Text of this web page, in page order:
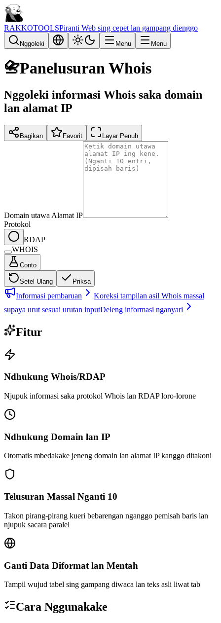
RAKKOTOOLSPiranti Web sing cepet lan gampang dienggo
Nggoleki Menu Menu
📇Panelusuran Whois
Nggoleki informasi Whois saka domain
lan alamat IP
Bagikan Favorit Layar Penuh
Domain utawa Alamat IP
Protokol
RDAP
WHOIS
Conto
Setel Ulang Priksa
Informasi pembaruan
Koreksi tampilan asil Whois massal
supaya urut sesuai urutan inputDeleng informasi nganyari
Fitur
Ndhukung Whois/RDAP
Njupuk informasi saka protokol Whois lan RDAP loro-lorone
Ndhukung Domain lan IP
Otomatis mbedakake jeneng domain lan alamat IP kanggo ditakoni
Telusuran Massal Nganti 10
Takon pirang-pirang kueri bebarengan nganggo pemisah baris lan
njupuk sacara paralel
Ganti Data Diformat lan Mentah
Tampil wujud tabel sing gampang diwaca lan teks asli liwat tab
Cara Nggunakake